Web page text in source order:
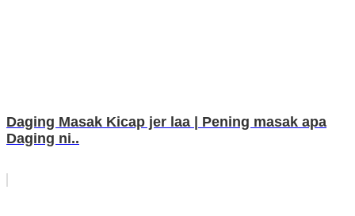
Daging Masak Kicap jer laa | Pening masak apa
Daging ni..